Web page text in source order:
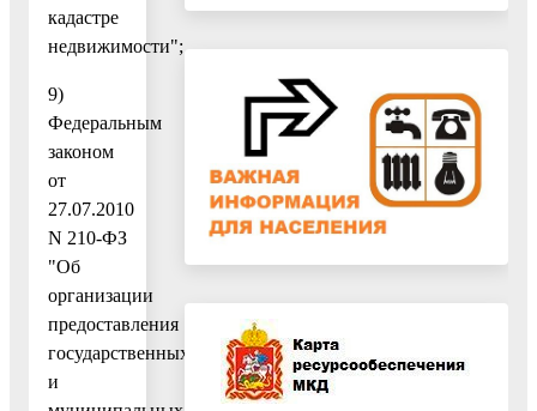
кадастре
недвижимости";
9)
Федеральным
законом
от
27.07.2010
N 210-ФЗ
"Об
организации
предоставления
государственных
и